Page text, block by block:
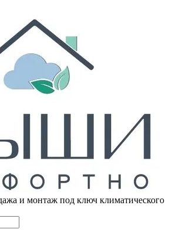
и монтаж под ключ климатического